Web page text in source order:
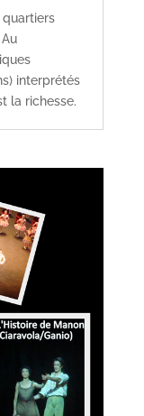
quartiers
interprétés
la richesse.